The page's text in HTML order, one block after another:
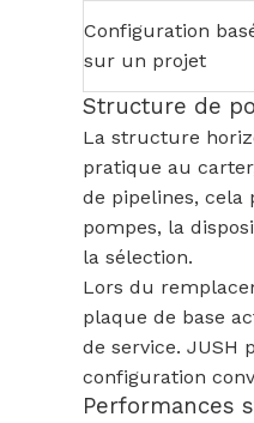
Configuration
sur un projet
Structure de
La structure
pratique au
de pipelines, cela
pompes, la
la sélection.
Lors du
plaque de base
de service. JUSH
configuration
Performances